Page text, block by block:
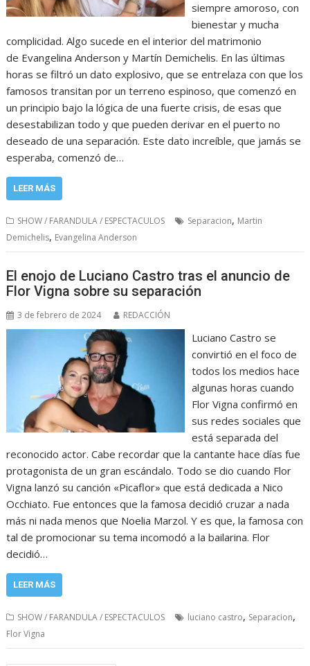
siempre amoroso, con
bienestar y mucha
complicidad. Algo sucede en el interior del matrimonio
de Evangelina Anderson y Martín Demichelis. En las últimas
horas se filtró un dato explosivo, que se entrelaza con que los
famosos transitan por un terreno espinoso, que comenzó en
un principio bajo la lógica de una fuerte crisis, de esas que
desestabilizan todo y que pueden derivar en el puerto no
deseado de una separación. Este dato increíble, que jamás se
esperaba, comenzó de…
LEER MÁS
SHOW / FARANDULA / ESPECTACULOS Separacion, Martin
Demichelis, Evangelina Anderson
El enojo de Luciano Castro tras el anuncio de
Flor Vigna sobre su separación
3 de febrero de 2024 REDACCIÓN
Luciano Castro se
convirtió en el foco de
todos los medios hace
algunas horas cuando
Flor Vigna confirmó en
sus redes sociales que
está separada del
reconocido actor. Cabe recordar que la cantante hace días fue
protagonista de un gran escándalo. Todo se dio cuando Flor
Vigna lanzó su canción «Picaflor» que está dedicada a Nico
Occhiato. Fue entonces que la famosa decidió cruzar a nada
más ni nada menos que Noelia Marzol. Y es que, la famosa con
tal de promocionar su tema incomodó a la bailarina. Flor
decidió…
LEER MÁS
SHOW / FARANDULA / ESPECTACULOS luciano castro, Separacion,
Flor Vigna